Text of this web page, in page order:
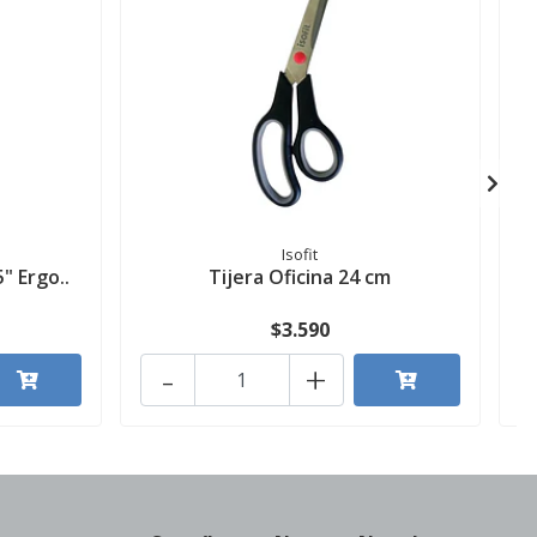
Ergo..
Isofit
Tijera Oficina 24 cm
$3.590
+
-